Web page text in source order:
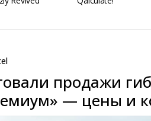
продажи
— цены и